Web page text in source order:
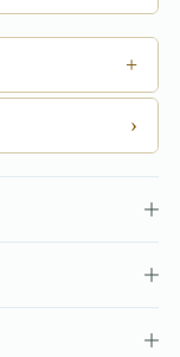
+
›